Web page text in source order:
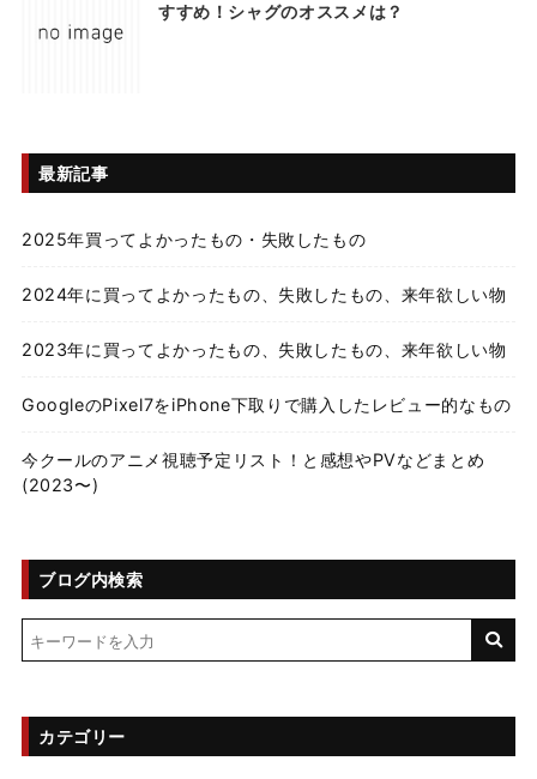
すすめ！シャグのオススメは？
最新記事
2025年買ってよかったもの・失敗したもの
2024年に買ってよかったもの、失敗したもの、来年欲しい物
2023年に買ってよかったもの、失敗したもの、来年欲しい物
GoogleのPixel7をiPhone下取りで購入したレビュー的なもの
今クールのアニメ視聴予定リスト！と感想やPVなどまとめ
(2023〜)
ブログ内検索
カテゴリー